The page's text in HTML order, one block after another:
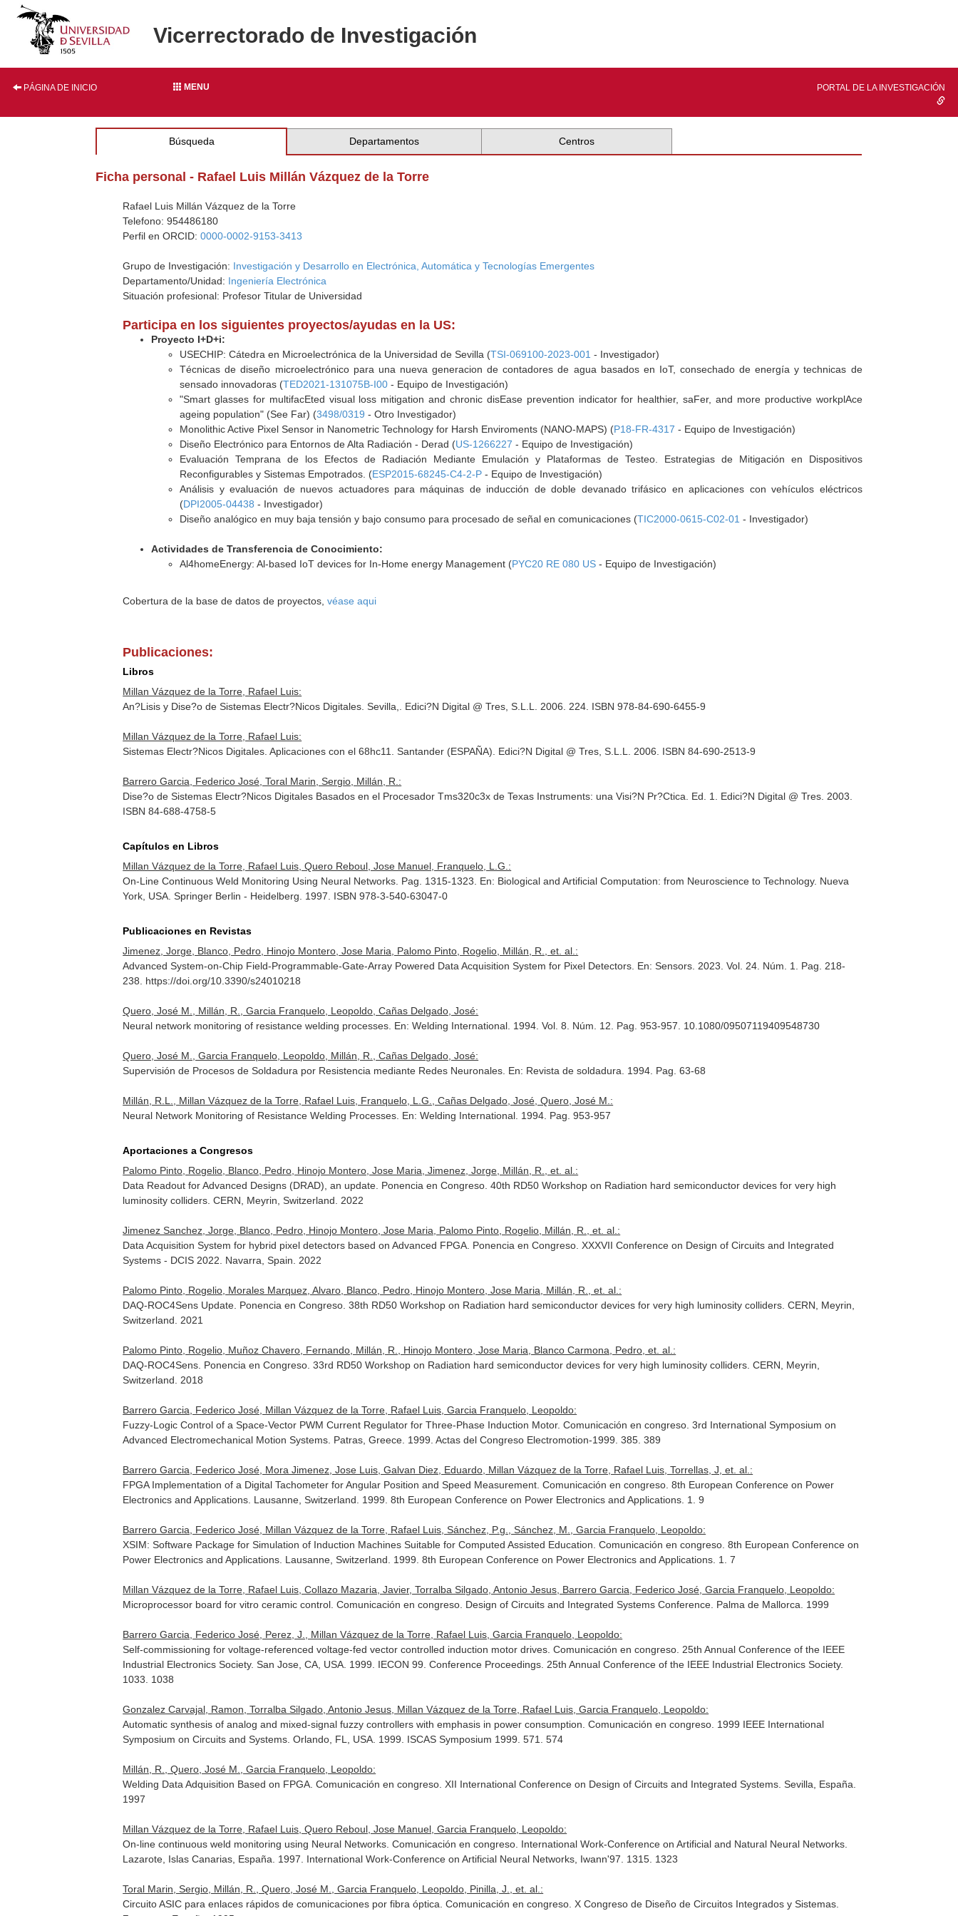
Vicerrectorado de Investigación
PÁGINA DE INICIO MENU PORTAL DE LA INVESTIGACIÓN
Búsqueda Departamentos Centros
Ficha personal - Rafael Luis Millán Vázquez de la Torre
Rafael Luis Millán Vázquez de la Torre
Telefono: 954486180
Perfil en ORCID:0000-0002-9153-3413
Grupo de Investigación: Investigación y Desarrollo en Electrónica, Automática y Tecnologías Emergentes
Departamento/Unidad: Ingeniería Electrónica
Situación profesional: Profesor Titular de Universidad
Participa en los siguientes proyectos/ayudas en la US:
Proyecto I+D+i:
USECHIP: Cátedra en Microelectrónica de la Universidad de Sevilla (TSI-069100-2023-001 - Investigador)
Técnicas de diseño microelectrónico para una nueva generacion de contadores de agua basados en IoT, consechado de energía y technicas de
sensado innovadoras (TED2021-131075B-I00 - Equipo de Investigación)
"Smart glasses for multifacEted visual loss mitigation and chronic disEase prevention indicator for healthier, saFer, and more productive workplAce
ageing population" (See Far) (3498/0319 - Otro Investigador)
Monolithic Active Pixel Sensor in Nanometric Technology for Harsh Enviroments (NANO-MAPS) (P18-FR-4317 - Equipo de Investigación)
Diseño Electrónico para Entornos de Alta Radiación - Derad (US-1266227 - Equipo de Investigación)
Evaluación Temprana de los Efectos de Radiación Mediante Emulación y Plataformas de Testeo. Estrategias de Mitigación en Dispositivos
Reconfigurables y Sistemas Empotrados. (ESP2015-68245-C4-2-P - Equipo de Investigación)
Análisis y evaluación de nuevos actuadores para máquinas de inducción de doble devanado trifásico en aplicaciones con vehículos eléctricos
(DPI2005-04438 - Investigador)
Diseño analógico en muy baja tensión y bajo consumo para procesado de señal en comunicaciones (TIC2000-0615-C02-01 - Investigador)
Actividades de Transferencia de Conocimiento:
Al4homeEnergy: Al-based IoT devices for In-Home energy Management (PYC20 RE 080 US - Equipo de Investigación)
Cobertura de la base de datos de proyectos,véase aqui
Publicaciones:
Libros
Millan Vázquez de la Torre, Rafael Luis:
An?Lisis y Dise?o de Sistemas Electr?Nicos Digitales. Sevilla,. Edici?N Digital @ Tres, S.L.L. 2006. 224. ISBN 978-84-690-6455-9
Millan Vázquez de la Torre, Rafael Luis:
Sistemas Electr?Nicos Digitales. Aplicaciones con el 68hc11. Santander (ESPAÑA). Edici?N Digital @ Tres, S.L.L. 2006. ISBN 84-690-2513-9
Barrero Garcia, Federico José, Toral Marin, Sergio, Millán, R.:
Dise?o de Sistemas Electr?Nicos Digitales Basados en el Procesador Tms320c3x de Texas Instruments: una Visi?N Pr?Ctica. Ed. 1. Edici?N Digital @ Tres. 2003.
ISBN 84-688-4758-5
Capítulos en Libros
Millan Vázquez de la Torre, Rafael Luis, Quero Reboul, Jose Manuel, Franquelo, L.G.:
On-Line Continuous Weld Monitoring Using Neural Networks. Pag. 1315-1323. En: Biological and Artificial Computation: from Neuroscience to Technology. Nueva
York, USA. Springer Berlin - Heidelberg. 1997. ISBN 978-3-540-63047-0
Publicaciones en Revistas
Jimenez, Jorge, Blanco, Pedro, Hinojo Montero, Jose Maria, Palomo Pinto, Rogelio, Millán, R., et. al.:
Advanced System-on-Chip Field-Programmable-Gate-Array Powered Data Acquisition System for Pixel Detectors. En: Sensors . 2023. Vol. 24. Núm. 1. Pag. 218-
238. https://doi.org/10.3390/s24010218
Quero, José M., Millán, R., Garcia Franquelo, Leopoldo, Cañas Delgado, José:
Neural network monitoring of resistance welding processes. En: Welding International . 1994. Vol. 8. Núm. 12. Pag. 953-957. 10.1080/09507119409548730
Quero, José M., Garcia Franquelo, Leopoldo, Millán, R., Cañas Delgado, José:
Supervisión de Procesos de Soldadura por Resistencia mediante Redes Neuronales. En: Revista de soldadura . 1994. Pag. 63-68
Millán, R.L., Millan Vázquez de la Torre, Rafael Luis, Franquelo, L.G., Cañas Delgado, José, Quero, José M.:
Neural Network Monitoring of Resistance Welding Processes. En: Welding International . 1994. Pag. 953-957
Aportaciones a Congresos
Palomo Pinto, Rogelio, Blanco, Pedro, Hinojo Montero, Jose Maria, Jimenez, Jorge, Millán, R., et. al.:
Data Readout for Advanced Designs (DRAD), an update. Ponencia en Congreso. 40th RD50 Workshop on Radiation hard semiconductor devices for very high
luminosity colliders. CERN, Meyrin, Switzerland. 2022
Jimenez Sanchez, Jorge, Blanco, Pedro, Hinojo Montero, Jose Maria, Palomo Pinto, Rogelio, Millán, R., et. al.:
Data Acquisition System for hybrid pixel detectors based on Advanced FPGA. Ponencia en Congreso. XXXVII Conference on Design of Circuits and Integrated
Systems - DCIS 2022. Navarra, Spain. 2022
Palomo Pinto, Rogelio, Morales Marquez, Alvaro, Blanco, Pedro, Hinojo Montero, Jose Maria, Millán, R., et. al.:
DAQ-ROC4Sens Update. Ponencia en Congreso. 38th RD50 Workshop on Radiation hard semiconductor devices for very high luminosity colliders. CERN, Meyrin,
Switzerland. 2021
Palomo Pinto, Rogelio, Muñoz Chavero, Fernando, Millán, R., Hinojo Montero, Jose Maria, Blanco Carmona, Pedro, et. al.:
DAQ-ROC4Sens. Ponencia en Congreso. 33rd RD50 Workshop on Radiation hard semiconductor devices for very high luminosity colliders. CERN, Meyrin,
Switzerland. 2018
Barrero Garcia, Federico José, Millan Vázquez de la Torre, Rafael Luis, Garcia Franquelo, Leopoldo:
Fuzzy-Logic Control of a Space-Vector PWM Current Regulator for Three-Phase Induction Motor. Comunicación en congreso. 3rd International Symposium on
Advanced Electromechanical Motion Systems. Patras, Greece. 1999. Actas del Congreso Electromotion-1999. 385. 389
Barrero Garcia, Federico José, Mora Jimenez, Jose Luis, Galvan Diez, Eduardo, Millan Vázquez de la Torre, Rafael Luis, Torrellas, J, et. al.:
FPGA Implementation of a Digital Tachometer for Angular Position and Speed Measurement. Comunicación en congreso. 8th European Conference on Power
Electronics and Applications. Lausanne, Switzerland. 1999. 8th European Conference on Power Electronics and Applications. 1. 9
Barrero Garcia, Federico José, Millan Vázquez de la Torre, Rafael Luis, Sánchez, P.g., Sánchez, M., Garcia Franquelo, Leopoldo:
XSIM: Software Package for Simulation of Induction Machines Suitable for Computed Assisted Education. Comunicación en congreso. 8th European Conference on
Power Electronics and Applications. Lausanne, Switzerland. 1999. 8th European Conference on Power Electronics and Applications. 1. 7
Millan Vázquez de la Torre, Rafael Luis, Collazo Mazaria, Javier, Torralba Silgado, Antonio Jesus, Barrero Garcia, Federico José, Garcia Franquelo, Leopoldo:
Microprocessor board for vitro ceramic control. Comunicación en congreso. Design of Circuits and Integrated Systems Conference. Palma de Mallorca. 1999
Barrero Garcia, Federico José, Perez, J., Millan Vázquez de la Torre, Rafael Luis, Garcia Franquelo, Leopoldo:
Self-commissioning for voltage-referenced voltage-fed vector controlled induction motor drives. Comunicación en congreso. 25th Annual Conference of the IEEE
Industrial Electronics Society. San Jose, CA, USA. 1999. IECON 99. Conference Proceedings. 25th Annual Conference of the IEEE Industrial Electronics Society.
1033. 1038
Gonzalez Carvajal, Ramon, Torralba Silgado, Antonio Jesus, Millan Vázquez de la Torre, Rafael Luis, Garcia Franquelo, Leopoldo:
Automatic synthesis of analog and mixed-signal fuzzy controllers with emphasis in power consumption. Comunicación en congreso. 1999 IEEE International
Symposium on Circuits and Systems. Orlando, FL, USA. 1999. ISCAS Symposium 1999. 571. 574
Millán, R., Quero, José M., Garcia Franquelo, Leopoldo:
Welding Data Adquisition Based on FPGA. Comunicación en congreso. XII International Conference on Design of Circuits and Integrated Systems. Sevilla, España.
1997
Millan Vázquez de la Torre, Rafael Luis, Quero Reboul, Jose Manuel, Garcia Franquelo, Leopoldo:
On-line continuous weld monitoring using Neural Networks. Comunicación en congreso. International Work-Conference on Artificial and Natural Neural Networks.
Lazarote, Islas Canarias, España. 1997. International Work-Conference on Artificial Neural Networks, Iwann'97. 1315. 1323
Toral Marin, Sergio, Millán, R., Quero, José M., Garcia Franquelo, Leopoldo, Pinilla, J., et. al.:
Circuito ASIC para enlaces rápidos de comunicaciones por fibra óptica. Comunicación en congreso. X Congreso de Diseño de Circuitos Integrados y Sistemas.